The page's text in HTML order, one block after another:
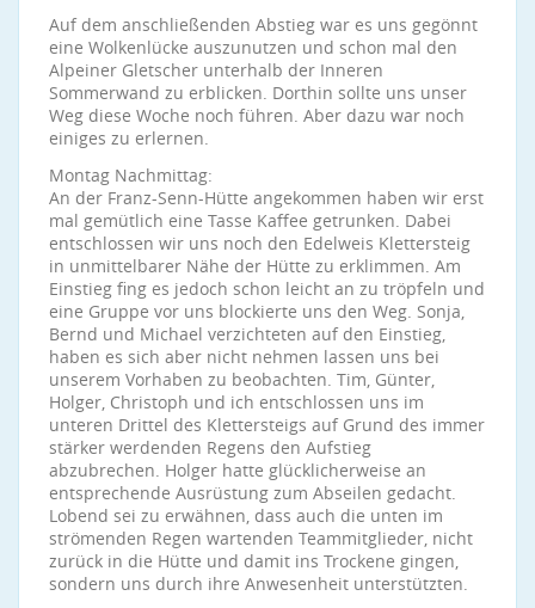
Auf dem anschließenden Abstieg war es uns gegönnt
eine Wolkenlücke auszunutzen und schon mal den
Alpeiner Gletscher unterhalb der Inneren
Sommerwand zu erblicken. Dorthin sollte uns unser
Weg diese Woche noch führen. Aber dazu war noch
einiges zu erlernen.
Montag Nachmittag:
An der Franz-Senn-Hütte angekommen haben wir erst
mal gemütlich eine Tasse Kaffee getrunken. Dabei
entschlossen wir uns noch den Edelweis Klettersteig
in unmittelbarer Nähe der Hütte zu erklimmen. Am
Einstieg fing es jedoch schon leicht an zu tröpfeln und
eine Gruppe vor uns blockierte uns den Weg. Sonja,
Bernd und Michael verzichteten auf den Einstieg,
haben es sich aber nicht nehmen lassen uns bei
unserem Vorhaben zu beobachten. Tim, Günter,
Holger, Christoph und ich entschlossen uns im
unteren Drittel des Klettersteigs auf Grund des immer
stärker werdenden Regens den Aufstieg
abzubrechen. Holger hatte glücklicherweise an
entsprechende Ausrüstung zum Abseilen gedacht.
Lobend sei zu erwähnen, dass auch die unten im
strömenden Regen wartenden Teammitglieder, nicht
zurück in die Hütte und damit ins Trockene gingen,
sondern uns durch ihre Anwesenheit unterstützten.